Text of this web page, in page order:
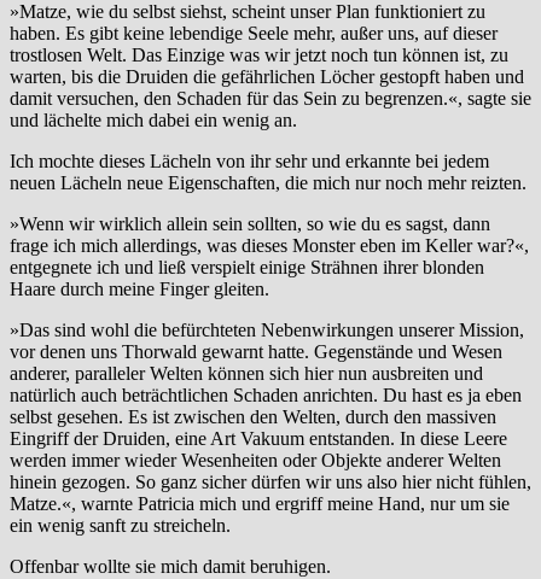
»Matze, wie du selbst siehst, scheint unser Plan funktioniert zu
haben. Es gibt keine lebendige Seele mehr, außer uns, auf dieser
trostlosen Welt. Das Einzige was wir jetzt noch tun können ist, zu
warten, bis die Druiden die gefährlichen Löcher gestopft haben und
damit versuchen, den Schaden für das Sein zu begrenzen.«, sagte sie
und lächelte mich dabei ein wenig an.
Ich mochte dieses Lächeln von ihr sehr und erkannte bei jedem
neuen Lächeln neue Eigenschaften, die mich nur noch mehr reizten.
»Wenn wir wirklich allein sein sollten, so wie du es sagst, dann
frage ich mich allerdings, was dieses Monster eben im Keller war?«,
entgegnete ich und ließ verspielt einige Strähnen ihrer blonden
Haare durch meine Finger gleiten.
»Das sind wohl die befürchteten Nebenwirkungen unserer Mission,
vor denen uns Thorwald gewarnt hatte. Gegenstände und Wesen
anderer, paralleler Welten können sich hier nun ausbreiten und
natürlich auch beträchtlichen Schaden anrichten. Du hast es ja eben
selbst gesehen. Es ist zwischen den Welten, durch den massiven
Eingriff der Druiden, eine Art Vakuum entstanden. In diese Leere
werden immer wieder Wesenheiten oder Objekte anderer Welten
hinein gezogen. So ganz sicher dürfen wir uns also hier nicht fühlen,
Matze.«, warnte Patricia mich und ergriff meine Hand, nur um sie
ein wenig sanft zu streicheln.
Offenbar wollte sie mich damit beruhigen.